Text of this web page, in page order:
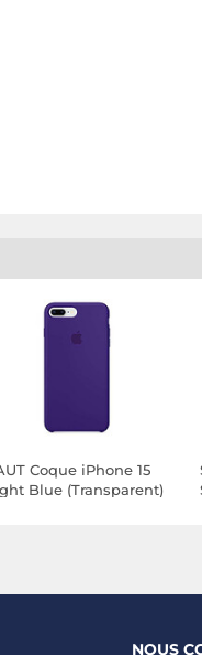
Coque iPhone 15
Blue (Transparent)
NOUS